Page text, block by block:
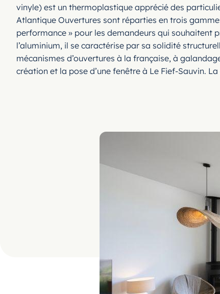
vinyle) est un thermoplastique apprécié des
Atlantique Ouvertures sont réparties en trois
performance » pour les demandeurs qui souhaitent
l’aluminium, il se caractérise par sa solidité
mécanismes d’ouvertures à la française, à
création et la pose d’une fenêtre à Le Fief-Sauvin.